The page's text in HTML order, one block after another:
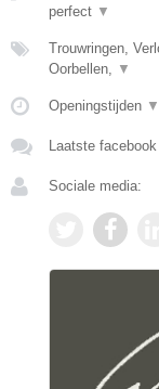
perfect ▼
Trouwringen,
Oorbellen,
▼
Openingstijden ▼
Laatste
Sociale media: